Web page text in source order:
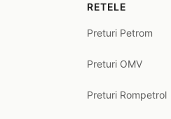
RETELE
Preturi Petrom
Preturi OMV
Preturi Rompetrol